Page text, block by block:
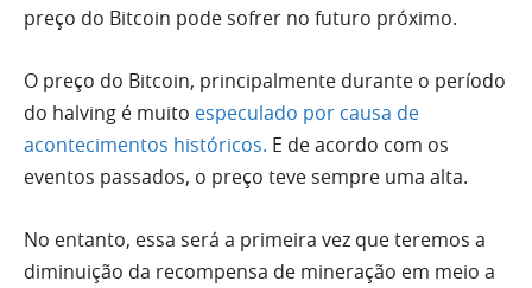
preço do Bitcoin pode sofrer no futuro próximo.
O preço do Bitcoin, principalmente durante o período
do halving é muito especulado por causa de
acontecimentos históricos. E de acordo com os
eventos passados, o preço teve sempre uma alta.
No entanto, essa será a primeira vez que teremos a
diminuição da recompensa de mineração em meio a